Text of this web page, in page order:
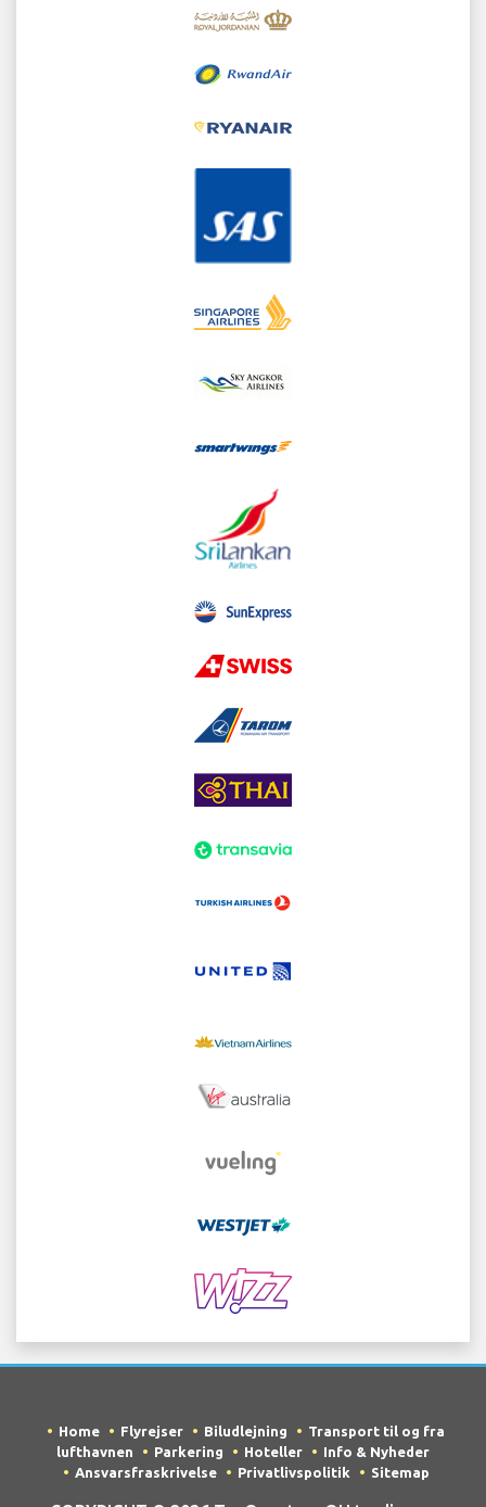
Home Flyrejser Biludlejning
Transport til og fra
lufthavnen
Parkering Hoteller
Info & Nyheder
Ansvarsfraskrivelse
Privatlivspolitik Sitemap